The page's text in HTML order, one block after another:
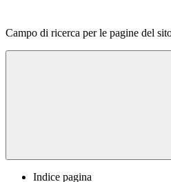
Campo di ricerca per le pagine del
Indice pagina